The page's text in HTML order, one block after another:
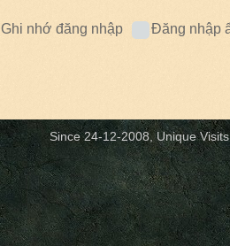
Ghi nhớ đăng nhập Đăng nhập
Since 24-12-2008, Unique